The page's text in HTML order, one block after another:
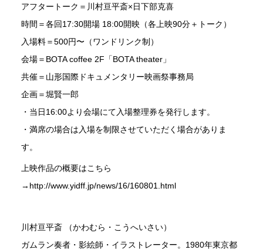
アフタートーク＝川村亘平斎×日下部克喜
時間＝各回17:30開場 18:00開映（各上映90分＋トーク）
入場料＝500円〜（ワンドリンク制）
会場＝BOTA coffee 2F「BOTA theater」
共催＝山形国際ドキュメンタリー映画祭事務局
企画＝堀賢一郎
・当日16:00より会場にて入場整理券を発行します。
・満席の場合は入場を制限させていただく場合がありま
す。
上映作品の概要はこちら
→http://www.yidff.jp/news/16/160801.html
川村亘平斎 （かわむら・こうへいさい）
ガムラン奏者・影絵師・イラストレーター。1980年東京都